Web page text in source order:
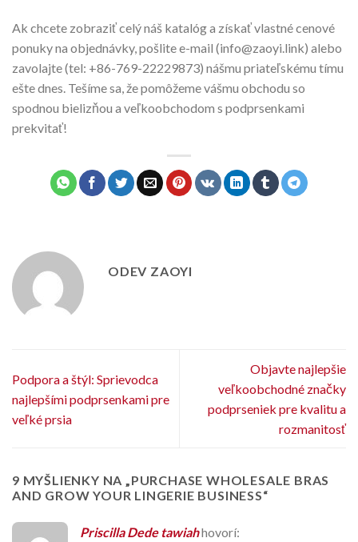
Ak chcete zobraziť celý náš katalóg a získať vlastné cenové
ponuky na objednávky, pošlite e-mail (info@zaoyi.link) alebo
zavolajte (tel: +86-769-22229873) nášmu priateľskému tímu
ešte dnes. Tešíme sa, že pomôžeme vášmu obchodu so
spodnou bielizňou a veľkoobchodom s podprsenkami
prekvitať!
ODEV ZAOYI
Podpora a štýl: Sprievodca
najlepšími podprsenkami pre
veľké prsia
Objavte najlepšie
veľkoobchodné značky
podprseniek pre kvalitu a
rozmanitosť
9 MYŠLIENKY NA „PURCHASE WHOLESALE BRAS
AND GROW YOUR LINGERIE BUSINESS“
Priscilla Dede tawiahhovorí: